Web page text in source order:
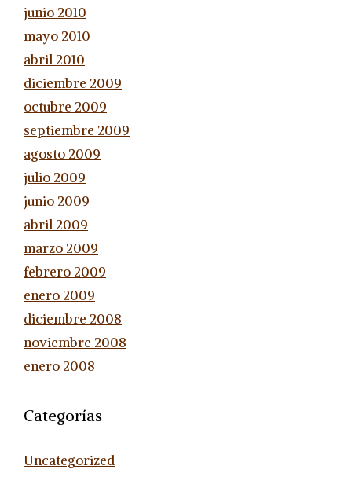
junio 2010
mayo 2010
abril 2010
diciembre 2009
octubre 2009
septiembre 2009
agosto 2009
julio 2009
junio 2009
abril 2009
marzo 2009
febrero 2009
enero 2009
diciembre 2008
noviembre 2008
enero 2008
Categorías
Uncategorized